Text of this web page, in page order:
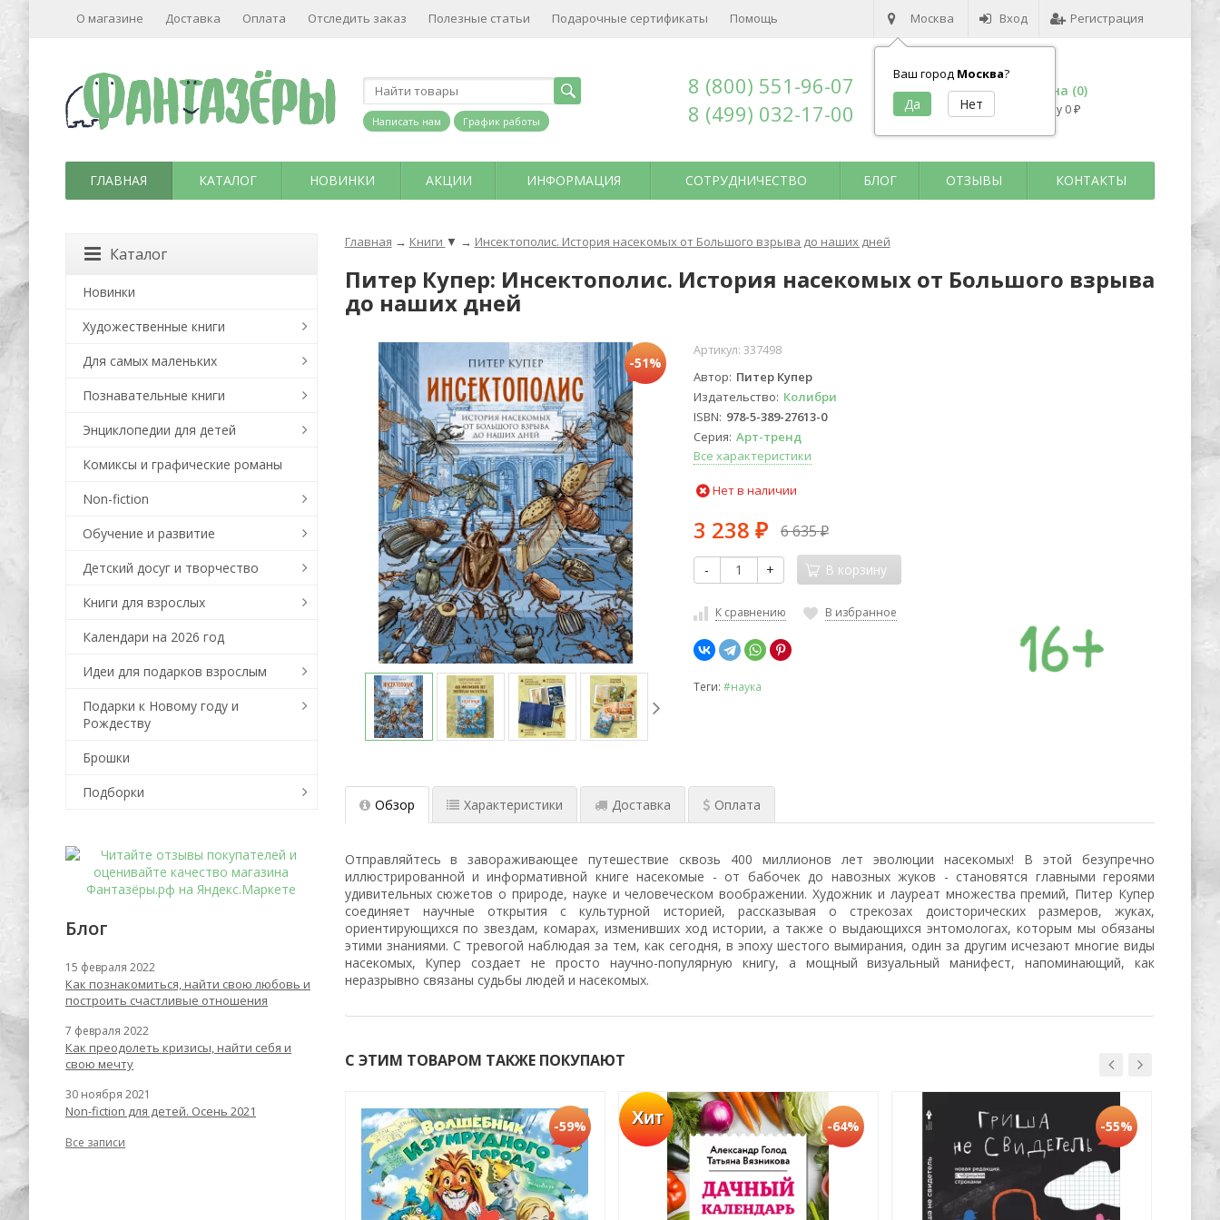
Москва
Ваш город Москва?
Вход Регистрация
О магазине Доставка Оплата Отследить заказ Полезные статьи Подарочные сертификаты Помощь
Написать нам График работы
8 (800) 551-96-07
8 (499) 032-17-00
Корзина (0)
на сумму 0 ₽
ГЛАВНАЯ КАТАЛОГ НОВИНКИ АКЦИИ ИНФОРМАЦИЯ СОТРУДНИЧЕСТВО БЛОГ ОТЗЫВЫ КОНТАКТЫ
Главная → Книги ▼ → Инсектополис. История насекомых от Большого взрыва до наших дней
Питер Купер: Инсектополис. История насекомых от Большого взрыва
до наших дней
-51%
Артикул: 337498
Автор Питер Купер
Издательство Колибри
ISBN 978-5-389-27613-0
Серия Арт-тренд
Все характеристики
Нет в наличии
3 238 ₽ 6 635₽
- + В корзину
К сравнению В избранное
Теги: #наука
Обзор Характеристики Доставка Оплата
Отправляйтесь в завораживающее путешествие сквозь 400 миллионов лет эволюции насекомых! В этой безупречно
иллюстрированной и информативной книге насекомые - от бабочек до навозных жуков - становятся главными героями
удивительных сюжетов о природе, науке и человеческом воображении. Художник и лауреат множества премий, Питер Купер
соединяет научные открытия с культурной историей, рассказывая о стрекозах доисторических размеров, жуках,
ориентирующихся по звездам, комарах, изменивших ход истории, а также о выдающихся энтомологах, которым мы обязаны
этими знаниями. С тревогой наблюдая за тем, как сегодня, в эпоху шестого вымирания, один за другим исчезают многие виды
насекомых, Купер создает не просто научно-популярную книгу, а мощный визуальный манифест, напоминающий, как
неразрывно связаны судьбы людей и насекомых.
С ЭТИМ ТОВАРОМ ТАКЖЕ ПОКУПАЮТ
-55% Хит -59% Хит -64% -55%
Каталог
Новинки
Художественные книги
Для самых маленьких
Познавательные книги
Энциклопедии для детей
Комиксы и графические романы
Non-fiction
Обучение и развитие
Детский досуг и творчество
Книги для взрослых
Календари на 2026 год
Идеи для подарков взрослым
Подарки к Новому году и
Рождеству
Брошки
Подборки
Блог
15 февраля 2022
Как познакомиться, найти свою любовь и
построить счастливые отношения
7 февраля 2022
Как преодолеть кризисы, найти себя и
свою мечту
30 ноября 2021
Non-fiction для детей. Осень 2021
Все записи